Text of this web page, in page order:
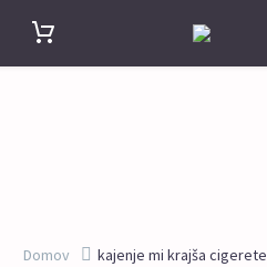
Domov kajenje mi krajša cigerete